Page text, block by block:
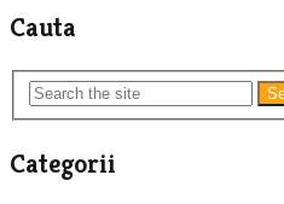
Cauta
Categorii